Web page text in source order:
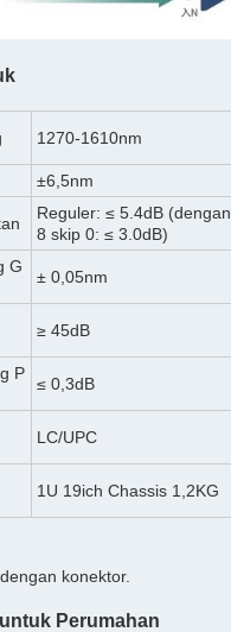
1270-1610nm
±6,5nm
Reguler: ≤ 5.4dB (dengan
8 skip 0: ≤ 3.0dB)
G
± 0,05nm
≥ 45dB
P
≤ 0,3dB
LC/UPC
1U 19ich Chassis 1,2KG
konektor.
Perumahan